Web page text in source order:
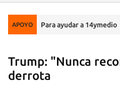
APOYO Para ayudar a 14ymedio
Trump: "Nunca
derrota